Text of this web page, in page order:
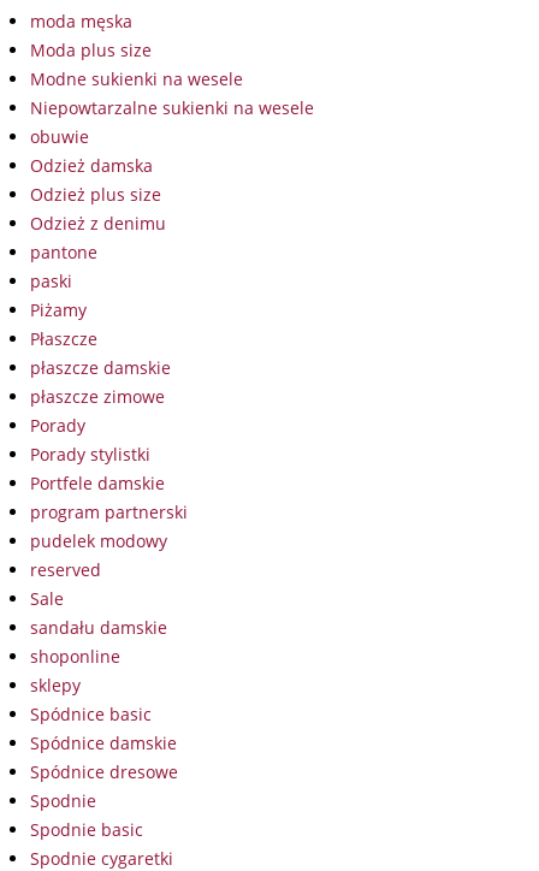
moda męska
Moda plus size
Modne sukienki na wesele
Niepowtarzalne sukienki na wesele
obuwie
Odzież damska
Odzież plus size
Odzież z denimu
pantone
paski
Piżamy
Płaszcze
płaszcze damskie
płaszcze zimowe
Porady
Porady stylistki
Portfele damskie
program partnerski
pudelek modowy
reserved
Sale
sandału damskie
shoponline
sklepy
Spódnice basic
Spódnice damskie
Spódnice dresowe
Spodnie
Spodnie basic
Spodnie cygaretki